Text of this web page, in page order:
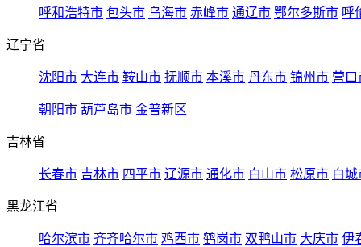
呼和浩特市 包头市 乌海市 赤峰市 通辽市 鄂尔多斯市 呼
辽宁省
沈阳市 大连市 鞍山市 抚顺市 本溪市 丹东市 锦州市 营口
朝阳市 葫芦岛市 金普新区
吉林省
长春市 吉林市 四平市 辽源市 通化市 白山市 松原市 白城
黑龙江省
哈尔滨市 齐齐哈尔市 鸡西市 鹤岗市 双鸭山市 大庆市 伊